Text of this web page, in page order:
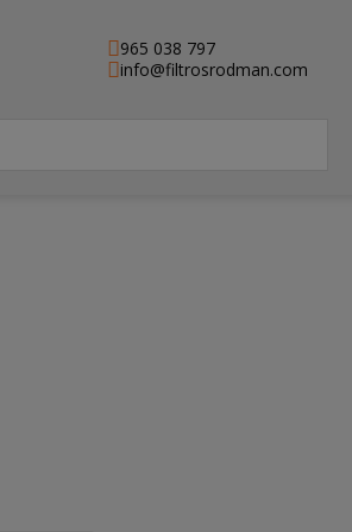
965 038 797
info@filtrosrodman.com